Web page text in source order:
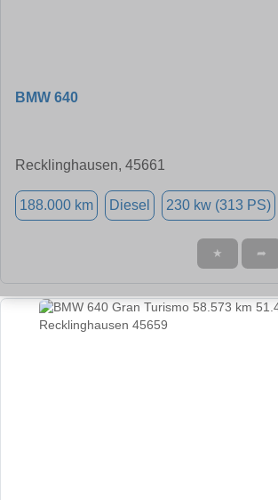
BMW 640
Recklinghausen, 45661
188.000 km Diesel 230 kw (313 PS)
★ ➦